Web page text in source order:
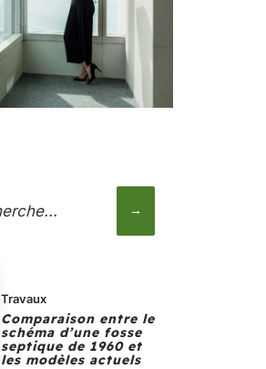
Travaux
Comparaison entre le
schéma d’une fosse
septique de 1960 et
les modèles actuels